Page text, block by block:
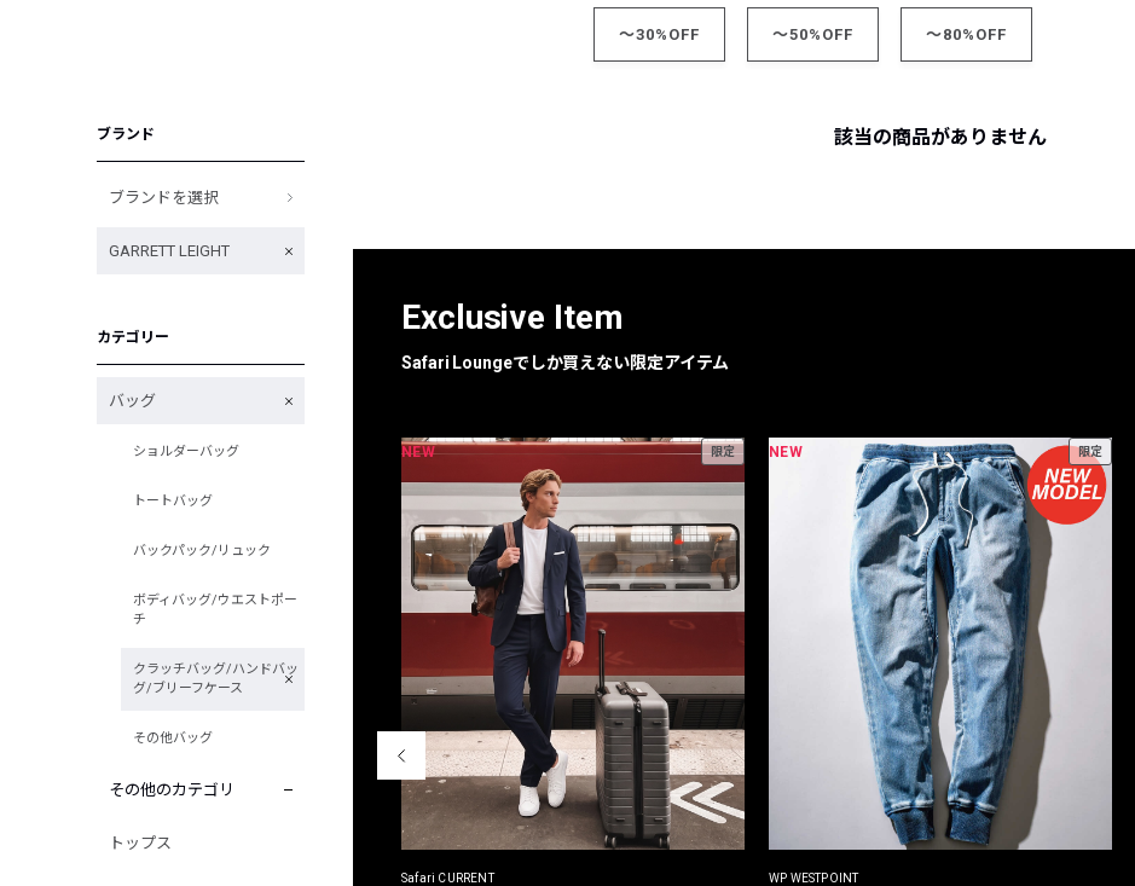
ウィークリーコーデ
～30%OFF ～50%OFF ～80%OFF
ブランド
ブランドを選択
GARRETT LEIGHT
カテゴリー
バッグ
ショルダーバッグ
トートバッグ
バックパック/リュック
ボディバッグ/ウエストポー
チ
クラッチバッグ/ハンドバッ
グ/ブリーフケース
その他バッグ
その他のカテゴリ
トップス
該当の商品がありません
Exclusive Item
Safari Loungeでしか買えない限定アイテム
NEW 限定
Safari CURRENT
NEW 限定
WP WESTPOINT